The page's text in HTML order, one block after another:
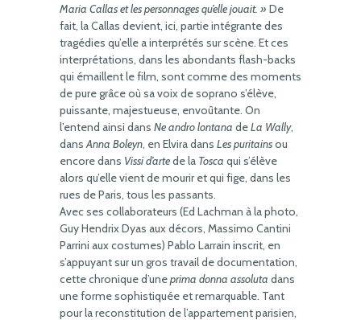
Maria Callas et les personnages qu’elle jouait. » De
fait, la Callas devient, ici, partie intégrante des
tragédies qu’elle a interprétés sur scène. Et ces
interprétations, dans les abondants flash-backs
qui émaillent le film, sont comme des moments
de pure grâce où sa voix de soprano s’élève,
puissante, majestueuse, envoûtante. On
l’entend ainsi dans Ne andro lontana deLa Wally,
dansAnna Boleyn, en Elvira dans Les puritainsou
encore dans Vissi d’artede la Tosca qui s’élève
alors qu’elle vient de mourir et qui fige, dans les
rues de Paris, tous les passants.
Avec ses collaborateurs (Ed Lachman à la photo,
Guy Hendrix Dyas aux décors, Massimo Cantini
Parrini aux costumes) Pablo Larrain inscrit, en
s’appuyant sur un gros travail de documentation,
cette chronique d’uneprima donna assoluta dans
une forme sophistiquée et remarquable. Tant
pour la reconstitution de l’appartement parisien,